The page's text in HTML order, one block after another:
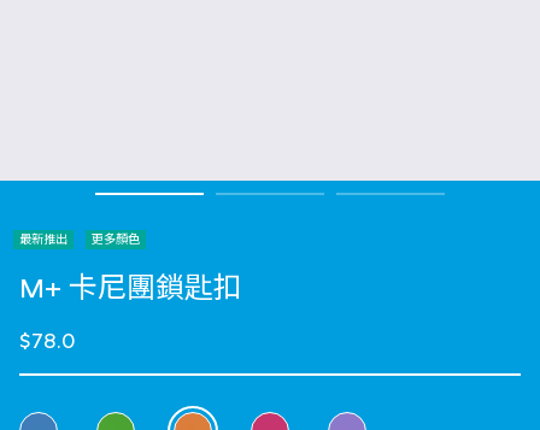
最新推出 更多顏色
M+ 卡尼團鎖匙扣
$78.0
選擇 顏色